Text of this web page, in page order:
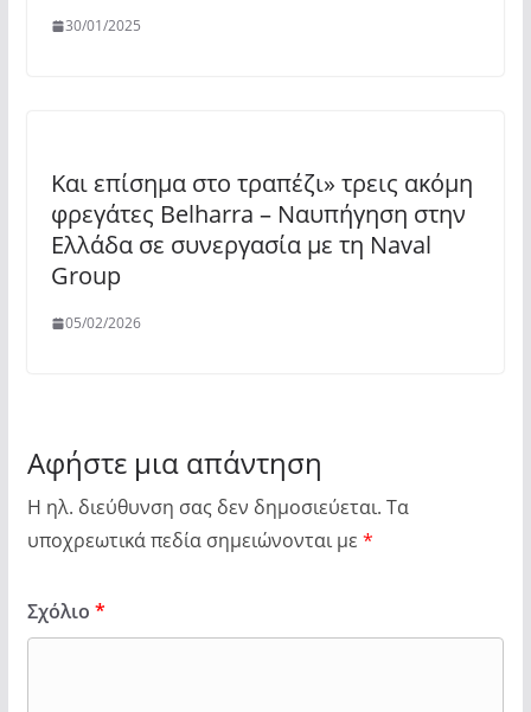
30/01/2025
Και επίσημα στο τραπέζι» τρεις ακόμη
φρεγάτες Belharra – Ναυπήγηση στην
Ελλάδα σε συνεργασία με τη Naval
Group
05/02/2026
Αφήστε μια απάντηση
Η ηλ. διεύθυνση σας δεν δημοσιεύεται. Τα
υποχρεωτικά πεδία σημειώνονται με *
Σχόλιο *